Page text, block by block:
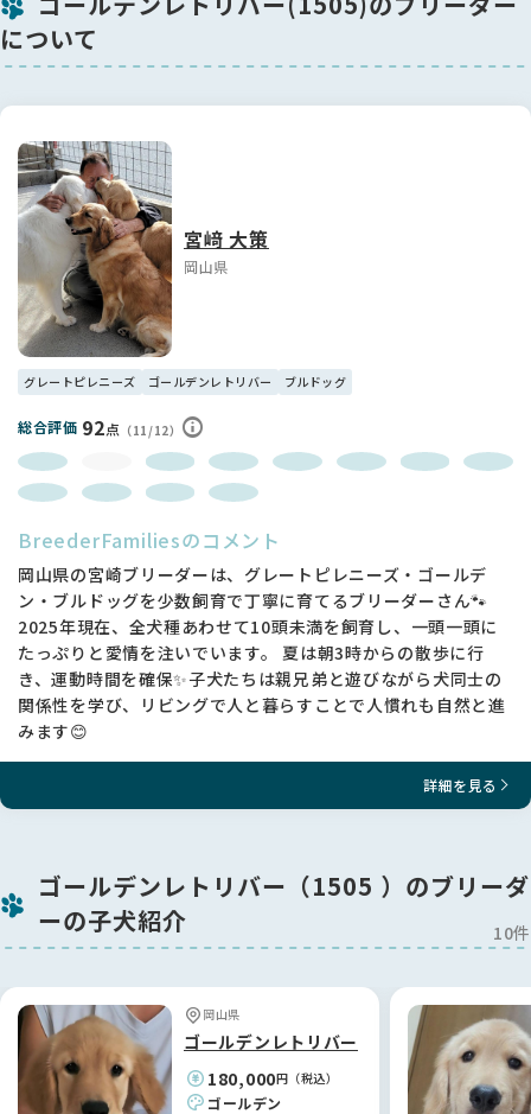
について
宮﨑 大策
岡山県
グレートピレニーズ ゴールデンレトリバー ブルドッグ
総合評価 92点 （11/12）
BreederFamiliesのコメント
岡山県の宮崎ブリーダーは、グレートピレニーズ・ゴールデ
ン・ブルドッグを少数飼育で丁寧に育てるブリーダーさん🐾
2025年現在、全犬種あわせて10頭未満を飼育し、一頭一頭に
たっぷりと愛情を注いでいます。 夏は朝3時からの散歩に行
き、運動時間を確保✨子犬たちは親兄弟と遊びながら犬同士の
関係性を学び、リビングで人と暮らすことで人慣れも自然と進
みます😊
詳細を見る
ゴールデンレトリバー（1505 ）のブリーダ
ーの子犬紹介
10件
岡山県
ゴールデンレトリバー
180,000円（税込）
ゴールデン